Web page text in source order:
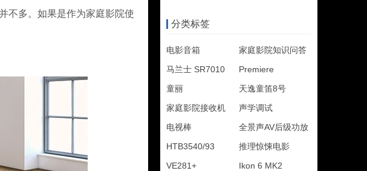
不多。如果是作为家庭影院使
分类标签
电影音箱
家庭影院知识问答
马兰士 SR7010
Premiere
童丽
天逸童笛8号
家庭影院接收机
声学调试
电视棒
全景声AV后级功放
HTB3540/93
推理惊悚电影
VE281+
Ikon 6 MK2